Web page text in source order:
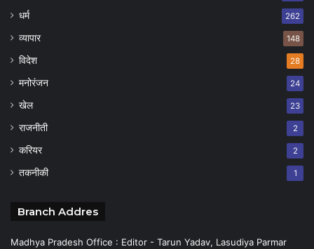
धर्म 262
व्यापार 148
विदेश 28
मनोरंजन 24
खेल 23
राजनीती 2
करियर 2
तकनीकी 1
Branch Addres
Madhya Pradesh Office : Editor - Tarun Yadav, Lasudiya Parmar